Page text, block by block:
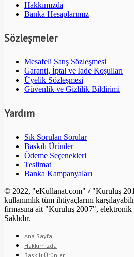
Hakkımızda
Banka Hesaplarımız
Sözleşmeler
Mesafeli Satış Sözleşmesi
Garanti, İptal ve İade Koşulları
Üyelik Sözleşmesi
Güvenlik ve Gizlilik Bildirimi
Yardım
Sık Sorulan Sorular
Baskılı Ürünler
Ödeme Seçenekleri
Teslimat
Banka Kampanyaları
© 2022, "eKullanat.com" / "Kuruluş
kullanımlık tüm ihtiyaçlarını
firmasına ait "Kuruluş 2007", elektronik
Saklıdır.
Ana Sayfa
Hakkımızda
Baskılı Ürünler